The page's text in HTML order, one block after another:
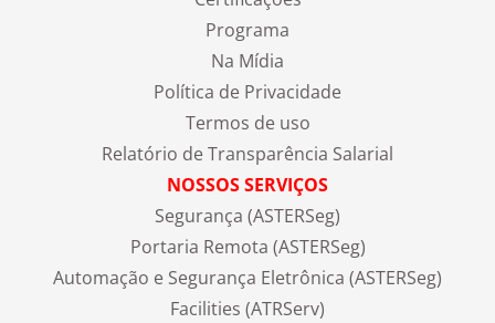
Programa
Na Mídia
Política de Privacidade
Termos de uso
Relatório de Transparência Salarial
NOSSOS SERVIÇOS
Segurança (ASTERSeg)
Portaria Remota (ASTERSeg)
Automação e Segurança Eletrônica (ASTERSeg)
Facilities (ATRServ)